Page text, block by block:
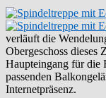
verläuft die
Obergeschoss
Haupteingang für die
passenden
Internetpräsenz.